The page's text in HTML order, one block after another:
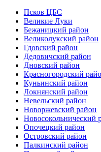
Псков ЦБС
Великие Луки
Бежаницкий район
Великолукский район
Гдовский район
Дедовичский район
Дновский район
Красногородский
Куньинский район
Локнянский район
Невельский район
Новоржевский район
Новосокольнический
Опочецкий район
Островский район
Палкинский район